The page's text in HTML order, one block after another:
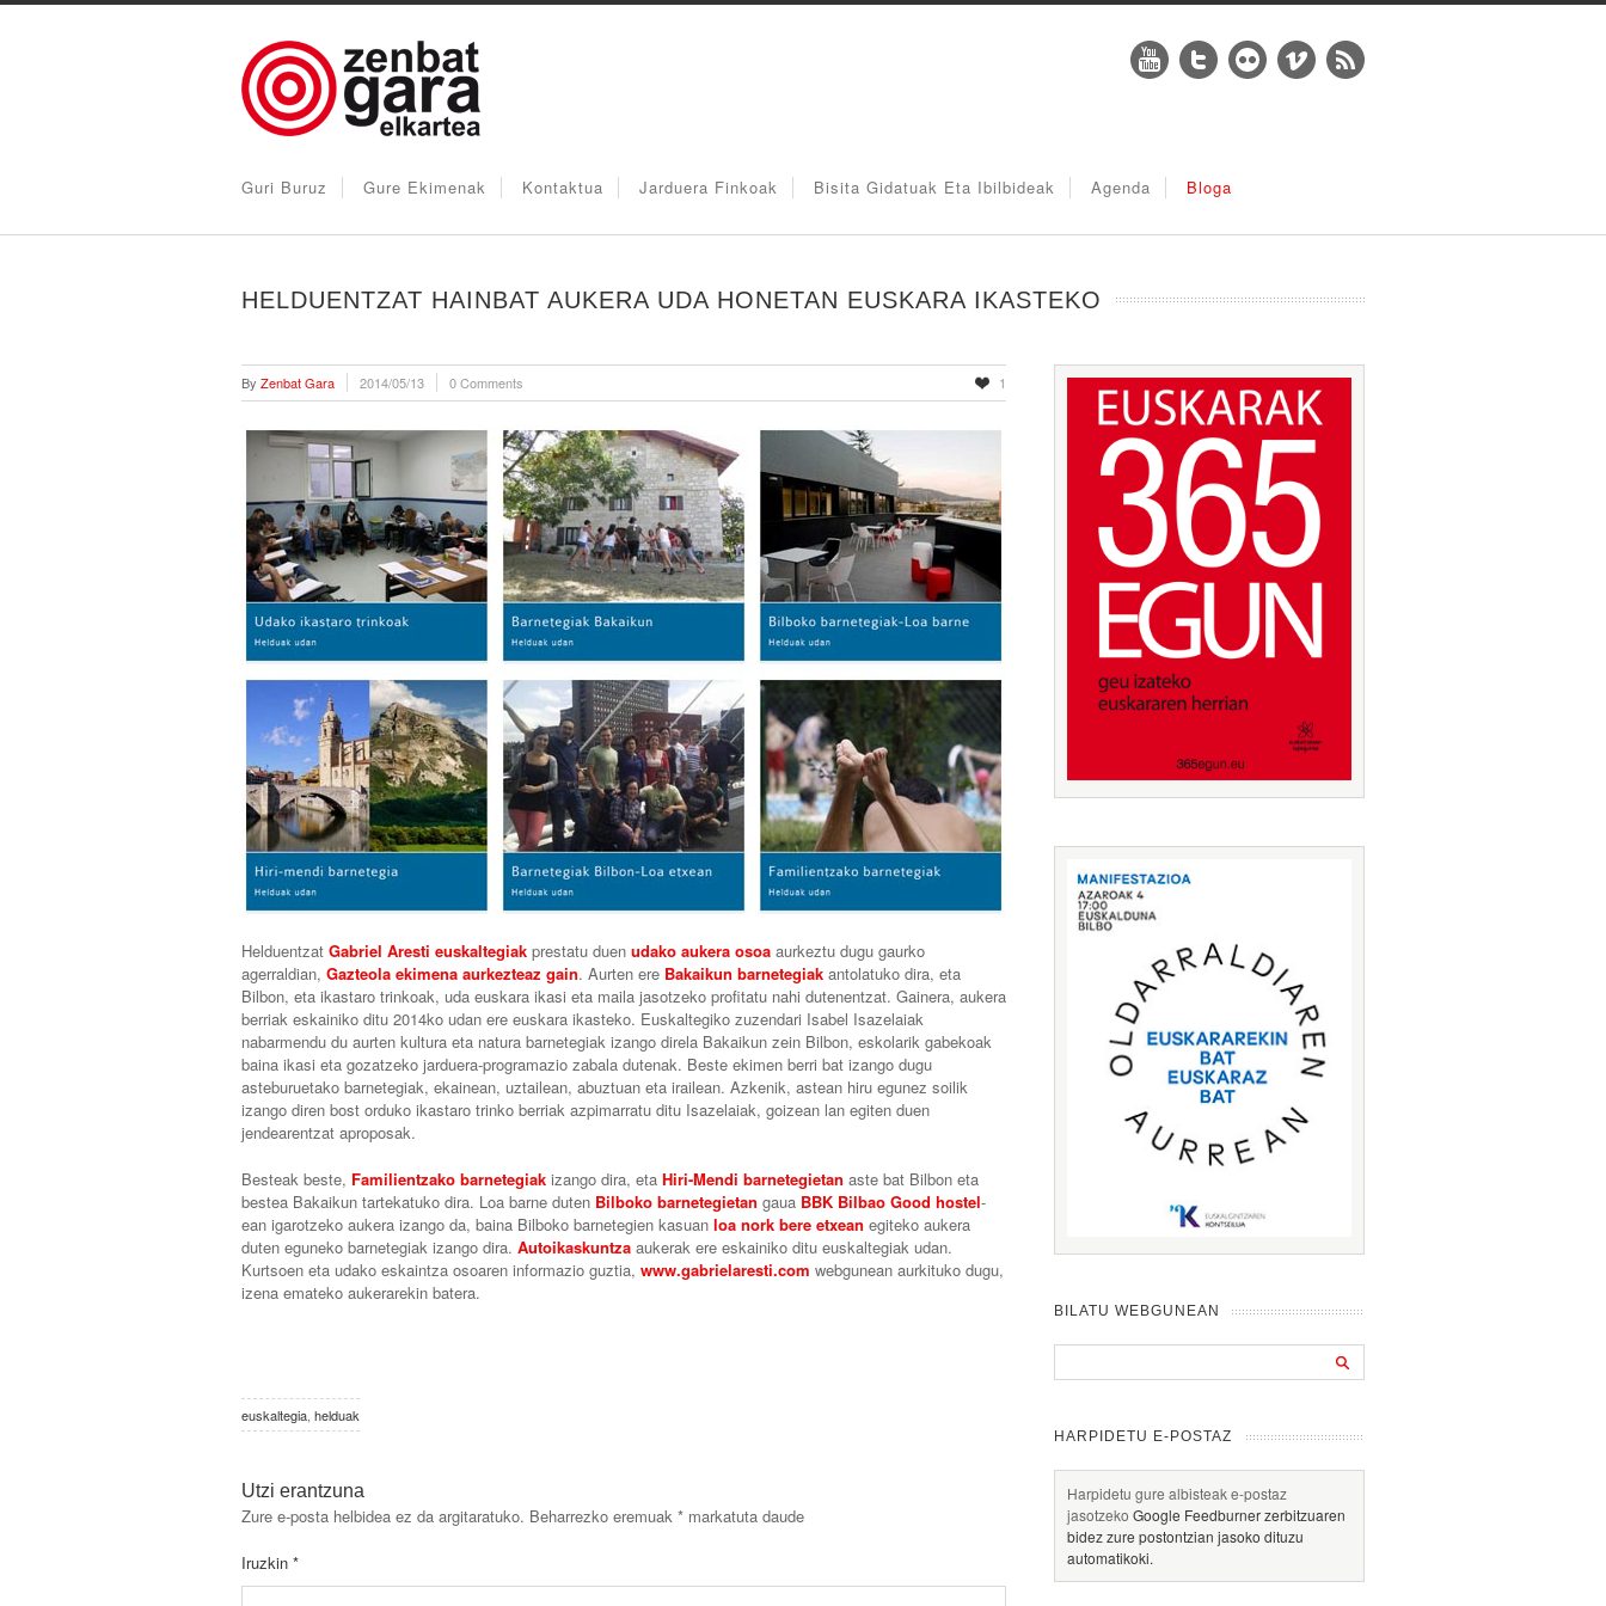
Guri Buruz Gure Ekimenak Kontaktua Jarduera Finkoak Bisita Gidatuak Eta Ibilbideak Agenda Bloga
HELDUENTZAT HAINBAT AUKERA UDA HONETAN EUSKARA IKASTEKO
By Zenbat Gara 2014/05/13 0 Comments 1
Helduentzat Gabriel Aresti euskaltegiak prestatu duen udako aukera osoa aurkeztu dugu gaurko
agerraldian, Gazteola ekimena aurkezteaz gain. Aurten ere Bakaikun barnetegiak antolatuko dira, eta
Bilbon, eta ikastaro trinkoak, uda euskara ikasi eta maila jasotzeko profitatu nahi dutenentzat. Gainera, aukera
berriak eskainiko ditu 2014ko udan ere euskara ikasteko. Euskaltegiko zuzendari Isabel Isazelaiak
nabarmendu du aurten kultura eta natura barnetegiak izango direla Bakaikun zein Bilbon, eskolarik gabekoak
baina ikasi eta gozatzeko jarduera-programazio zabala dutenak. Beste ekimen berri bat izango dugu
asteburuetako barnetegiak, ekainean, uztailean, abuztuan eta irailean. Azkenik, astean hiru egunez soilik
izango diren bost orduko ikastaro trinko berriak azpimarratu ditu Isazelaiak, goizean lan egiten duen
jendearentzat aproposak.
Besteak beste, Familientzako barnetegiak izango dira, eta Hiri-Mendi barnetegietan aste bat Bilbon eta
bestea Bakaikun tartekatuko dira. Loa barne duten Bilboko barnetegietan gaua BBK Bilbao Good hostel-
ean igarotzeko aukera izango da, baina Bilboko barnetegien kasuan loa nork bere etxean egiteko aukera
duten eguneko barnetegiak izango dira. Autoikaskuntza aukerak ere eskainiko ditu euskaltegiak udan.
Kurtsoen eta udako eskaintza osoaren informazio guztia, www.gabrielaresti.com webgunean aurkituko dugu,
izena emateko aukerarekin batera.
euskaltegia helduak
Utzi erantzuna
Zure e-posta helbidea ez da argitaratuko. Beharrezko eremuak * markatuta daude
Iruzkin *
BILATU WEBGUNEAN
HARPIDETU E-POSTAZ
Harpidetu gure albisteak e-postaz
jasotzeko Google Feedburner zerbitzuaren
bidez zure postontzian jasoko dituzu
automatikoki.